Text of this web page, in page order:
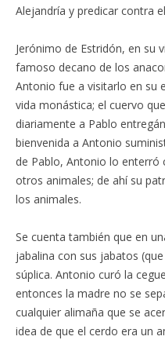
Alejandría y predicar contra
Jerónimo de Estridón, en su
famoso decano de los
Antonio fue a visitarlo en su
vida monástica; el cuervo
diariamente a Pablo
bienvenida a Antonio
de Pablo, Antonio lo enterró
otros animales; de ahí su
los animales.
Se cuenta también que en
jabalina con sus jabatos
súplica. Antonio curó la
entonces la madre no se
cualquier alimaña que se
idea de que el cerdo era un